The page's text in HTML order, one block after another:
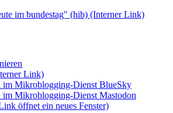
im bundestag" (hib) (Interner Link)
Link)
im Mikroblogging-Dienst BlueSky
im Mikroblogging-Dienst Mastodon
öffnet ein neues Fenster)